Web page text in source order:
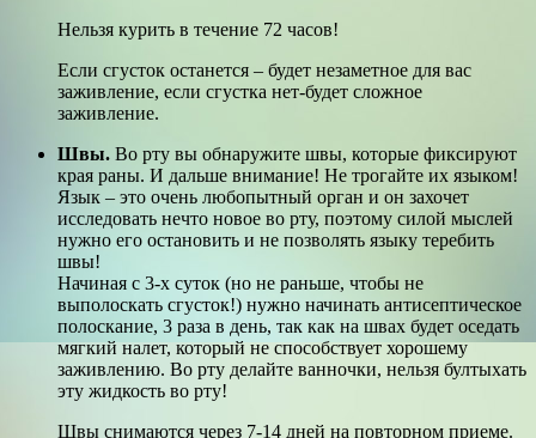
Нельзя курить в течение 72 часов!
Если сгусток останется – будет незаметное для вас
заживление, если сгустка нет-будет сложное
заживление.
Швы. Во рту вы обнаружите швы, которые фиксируют
края раны. И дальше внимание! Не трогайте их языком!
Язык – это очень любопытный орган и он захочет
исследовать нечто новое во рту, поэтому силой мыслей
нужно его остановить и не позволять языку теребить
швы!
Начиная с 3-х суток (но не раньше, чтобы не
выполоскать сгусток!) нужно начинать антисептическое
полоскание, 3 раза в день, так как на швах будет оседать
мягкий налет, который не способствует хорошему
заживлению. Во рту делайте ванночки, нельзя бултыхать
эту жидкость во рту!
Швы снимаются через 7-14 дней на повторном приеме.